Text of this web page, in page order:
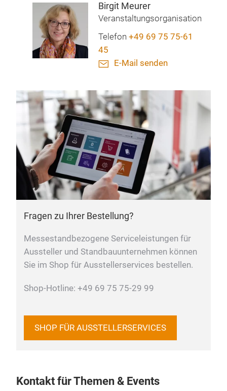
Birgit Meurer
Veranstaltungsorganisation
Telefon +49 69 75 75-61
45
E-Mail senden
Fragen zu Ihrer Bestellung?
Messestandbezogene Serviceleistungen für
Aussteller und Standbauunternehmen können
Sie im Shop für Ausstellerservices bestellen.
Shop-Hotline: +49 69 75 75-29 99
SHOP FÜR AUSSTELLERSERVICES
Kontakt für Themen & Events